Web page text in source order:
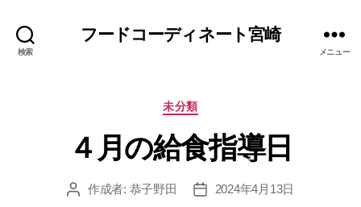
検索
フードコーディネート宮崎
メニュー
カ
ゴ
リ
未分類
４月の給食指導日
投 作成者: 恭子野田
投
2024年4月13日